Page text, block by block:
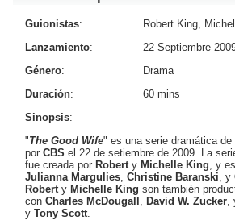
Guionistas:
Robert King,
Lanzamiento:
22 Septiembre
Género:
Drama
Duración:
60 mins
Sinopsis:
"The Good Wife" es una serie dramática
por CBS el 22 de setiembre de 2009. La
fue creada por Robert y Michelle King, y
Julianna Margulies, Christine Baranski, y
Robert y Michelle King son también
con Charles McDougall , David W. Zucker,
y Tony Scott.